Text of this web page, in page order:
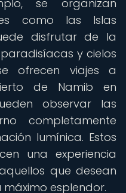
se organizan
como las Islas
disfrutar de la
y cielos
ofrecen viajes a
de Namib en
observar las
completamente
lumínica. Estos
una experiencia
que desean
esplendor.